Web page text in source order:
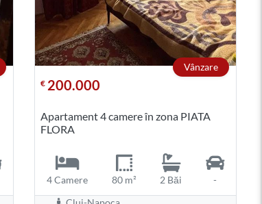
Vânzare
€ 200.000
Apartament 4 camere în zona PIATA
FLORA
4 Camere 80 m² 2 Băi
-